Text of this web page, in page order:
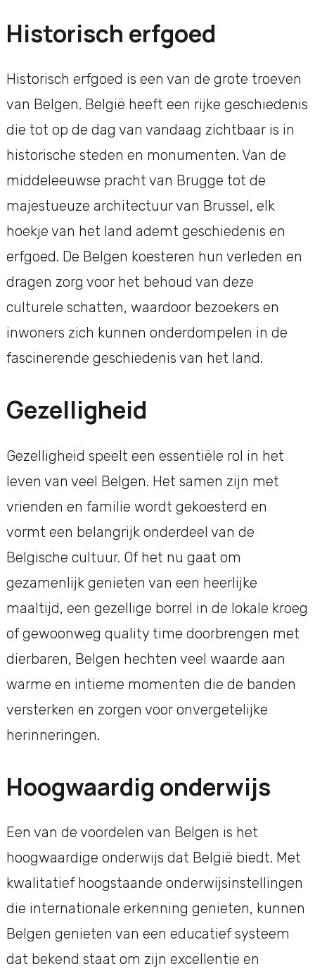
Historisch erfgoed
Historisch erfgoed is een van de grote troeven
van Belgen. België heeft een rijke geschiedenis
die tot op de dag van vandaag zichtbaar is in
historische steden en monumenten. Van de
middeleeuwse pracht van Brugge tot de
majestueuze architectuur van Brussel, elk
hoekje van het land ademt geschiedenis en
erfgoed. De Belgen koesteren hun verleden en
dragen zorg voor het behoud van deze
culturele schatten, waardoor bezoekers en
inwoners zich kunnen onderdompelen in de
fascinerende geschiedenis van het land.
Gezelligheid
Gezelligheid speelt een essentiële rol in het
leven van veel Belgen. Het samen zijn met
vrienden en familie wordt gekoesterd en
vormt een belangrijk onderdeel van de
Belgische cultuur. Of het nu gaat om
gezamenlijk genieten van een heerlijke
maaltijd, een gezellige borrel in de lokale kroeg
of gewoonweg quality time doorbrengen met
dierbaren, Belgen hechten veel waarde aan
warme en intieme momenten die de banden
versterken en zorgen voor onvergetelijke
herinneringen.
Hoogwaardig onderwijs
Een van de voordelen van Belgen is het
hoogwaardige onderwijs dat België biedt. Met
kwalitatief hoogstaande onderwijsinstellingen
die internationale erkenning genieten, kunnen
Belgen genieten van een educatief systeem
dat bekend staat om zijn excellentie en